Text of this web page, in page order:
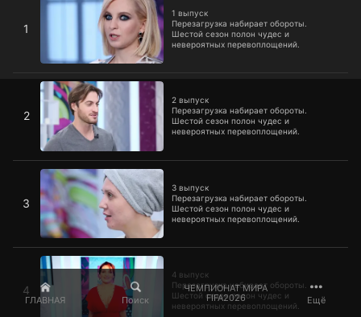
ГЛАВНАЯ Поиск
ЧЕМПИОНАТ МИРА
FIFA2026
Ещё
1
1 выпуск
Перезагрузка набирает обороты.
Шестой сезон полон чудес и
невероятных перевоплощений.
2
2 выпуск
Перезагрузка набирает обороты.
Шестой сезон полон чудес и
невероятных перевоплощений.
2 выпуск
3
3 выпуск
Перезагрузка набирает обороты.
Шестой сезон полон чудес и
невероятных перевоплощений.
3 выпуск
4
4 выпуск
Перезагрузка набирает обороты.
Шестой сезон полон чудес и
невероятных перевоплощений.
4 выпуск